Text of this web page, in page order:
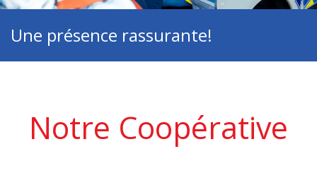
Une présence rassurante!
Notre Coopérative